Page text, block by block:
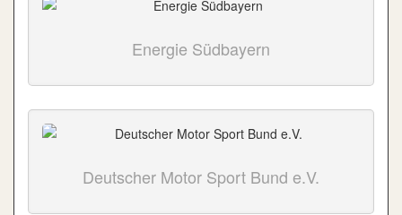
Energie Südbayern
Deutscher Motor Sport Bund e.V.